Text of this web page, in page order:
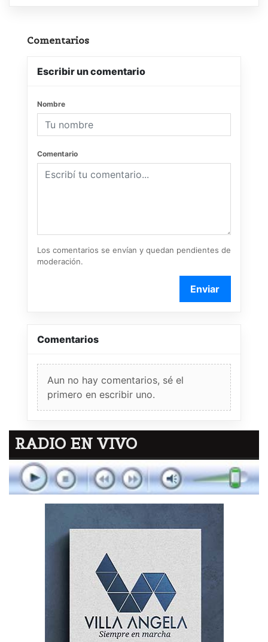
Comentarios
Escribir un comentario
Nombre
Comentario
Los comentarios se envían y quedan pendientes de
moderación.
Enviar
Comentarios
Aun no hay comentarios, sé el
primero en escribir uno.
RADIO EN VIVO